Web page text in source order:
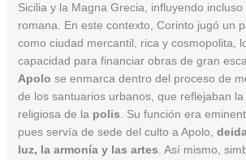
Sicilia y la Magna Grecia, influyendo
romana. En este contexto, Corinto jugó un
como ciudad mercantil, rica y cosmopolita,
capacidad para financiar obras de gran
Apolo se enmarca dentro del proceso de
de los santuarios urbanos, que reflejaban
religiosa de la polis . Su función era
pues servía de sede del culto a Apolo,
luz, la armonía y las artes . Así mismo,